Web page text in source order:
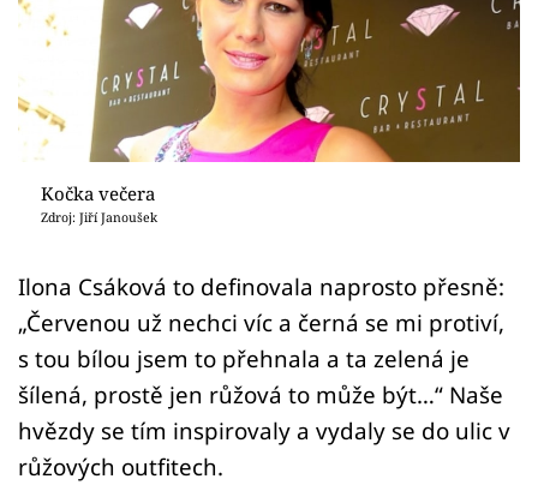
Sex a vztahy
Videa
Sledujte prima+
Přihlášení
Sledujte nás
Kočka večera
Zdroj: Jiří Janoušek
Ilona Csáková to definovala naprosto přesně:
„Červenou už nechci víc a černá se mi protiví,
s tou bílou jsem to přehnala a ta zelená je
šílená, prostě jen růžová to může být…“ Naše
hvězdy se tím inspirovaly a vydaly se do ulic v
růžových outfitech.